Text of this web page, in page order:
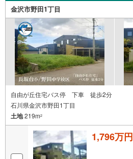
金沢市野田1丁目
自由が丘住宅バス停 下車 徒歩2分
石川県金沢市野田1丁目
土地219m2
1,796万円